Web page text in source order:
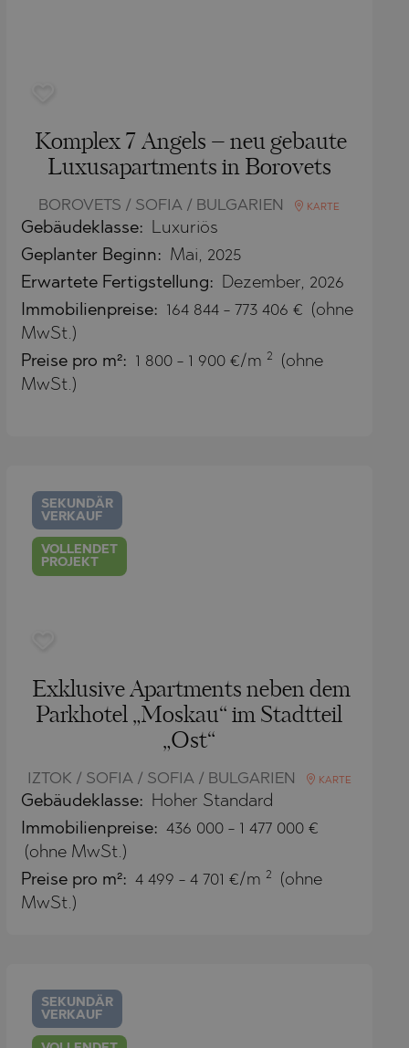
Komplex 7 Angels – neu gebaute
Luxusapartments in Borovets
BOROVETS / SOFIA / BULGARIEN KARTE
Gebäudeklasse: Luxuriös
Geplanter Beginn: Mai, 2025
Erwartete Fertigstellung: Dezember, 2026
Immobilienpreise: 164 844- 773 406 € (ohne
MwSt.)
Preise pro m²: 1 800 - 1 900 €/m 2
(ohne
MwSt.)
SEKUNDÄR
VERKAUF
VOLLENDET
PROJEKT
Exklusive Apartments neben dem
Parkhotel „Moskau“ im Stadtteil
„Ost“
IZTOK / SOFIA / SOFIA / BULGARIEN KARTE
Gebäudeklasse: Hoher Standard
Immobilienpreise: 436 000- 1 477 000€
(ohne MwSt.)
Preise pro m²: 4 499 - 4 701 €/m 2
(ohne
MwSt.)
SEKUNDÄR
VERKAUF